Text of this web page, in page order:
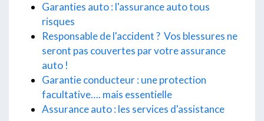
Garanties auto : l'assurance auto tous
risques
Responsable de l'accident ? Vos blessures ne
seront pas couvertes par votre assurance
auto !
Garantie conducteur : une protection
facultative…. mais essentielle
Assurance auto : les services d'assistance